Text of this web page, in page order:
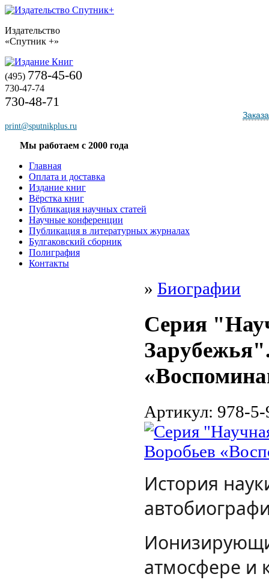
Издательство
«Спутник +»
(495) 778-45-60
730-47-74
730-48-71
print@sputnikplus.ru
Мы работаем с 2000 года
Главная
Оплата и доставка
Издание книг
Вёрстка книг
Публикация научных статей
Научные конференции
Публикация в литературных журналах
Булгаковский сборник
Полиграфия
Контакты
» Биографии
Серия
Артикул: 978-
История
атмосфере и